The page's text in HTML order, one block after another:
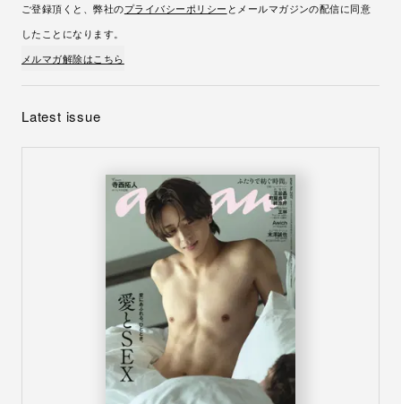
ご登録頂くと、弊社のプライバシーポリシー とメールマガジンの配信に同意
したことになります。
メルマガ解除はこちら
Latest issue